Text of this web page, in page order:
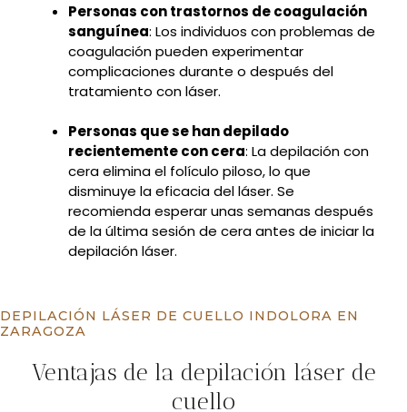
Personas con trastornos de coagulación
sanguínea: Los individuos con problemas de
coagulación pueden experimentar
complicaciones durante o después del
tratamiento con láser.
Personas que se han depilado
recientemente con cera: La depilación con
cera elimina el folículo piloso, lo que
disminuye la eficacia del láser. Se
recomienda esperar unas semanas después
de la última sesión de cera antes de iniciar la
depilación láser.
DEPILACIÓN LÁSER DE CUELLO INDOLORA EN
ZARAGOZA
Ventajas de la depilación láser de
cuello